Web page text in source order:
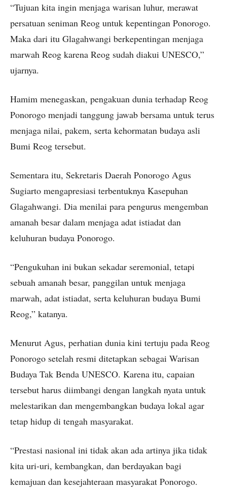
“Tujuan kita ingin menjaga warisan luhur, merawat
persatuan seniman Reog untuk kepentingan Ponorogo.
Maka dari itu Glagahwangi berkepentingan menjaga
marwah Reog karena Reog sudah diakui UNESCO,”
ujarnya.
Hamim menegaskan, pengakuan dunia terhadap Reog
Ponorogo menjadi tanggung jawab bersama untuk terus
menjaga nilai, pakem, serta kehormatan budaya asli
Bumi Reog tersebut.
Sementara itu, Sekretaris Daerah Ponorogo Agus
Sugiarto mengapresiasi terbentuknya Kasepuhan
Glagahwangi. Dia menilai para pengurus mengemban
amanah besar dalam menjaga adat istiadat dan
keluhuran budaya Ponorogo.
“Pengukuhan ini bukan sekadar seremonial, tetapi
sebuah amanah besar, panggilan untuk menjaga
marwah, adat istiadat, serta keluhuran budaya Bumi
Reog,” katanya.
Menurut Agus, perhatian dunia kini tertuju pada Reog
Ponorogo setelah resmi ditetapkan sebagai Warisan
Budaya Tak Benda UNESCO. Karena itu, capaian
tersebut harus diimbangi dengan langkah nyata untuk
melestarikan dan mengembangkan budaya lokal agar
tetap hidup di tengah masyarakat.
“Prestasi nasional ini tidak akan ada artinya jika tidak
kita uri-uri, kembangkan, dan berdayakan bagi
kemajuan dan kesejahteraan masyarakat Ponorogo.